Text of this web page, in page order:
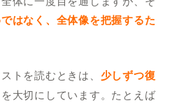
はなく、全体像を把握するた
トを読むときは、 少しずつ復
大切にしています。たとえば